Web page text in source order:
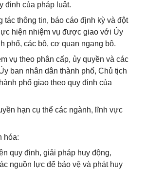
định của pháp luật.
tác thông tin, báo cáo định kỳ và đột
hiện nhiệm vụ được giao với Ủy
phố, các bộ, cơ quan ngang bộ.
vụ theo phân cấp, ủy quyền và các
ban nhân dân thành phố, Chủ tịch
phố giao theo quy định của
hạn cụ thể các ngành, lĩnh vực
hóa:
quy định, giải pháp huy động,
nguồn lực để bảo vệ và phát huy